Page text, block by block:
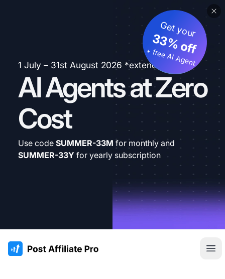
1 July – 31st August 2026 *extended
AI Agents at Zero
Cost
Get your
33% off
+ free AI Agent
Use code SUMMER-33M for monthly and
SUMMER-33Y for yearly subscription
:site.title